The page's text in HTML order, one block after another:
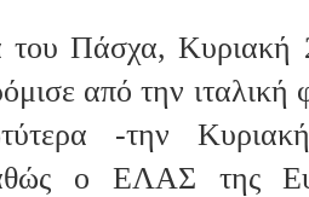
Πάσχα, Κυριακή
από την
-την
ο ΕΛΑΣ της